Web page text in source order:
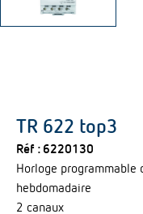
TR 622 top3
Réf : 6220130
Horloge programmable
hebdomadaire
2 canaux